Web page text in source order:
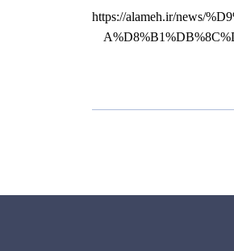
https://alameh.ir/news/